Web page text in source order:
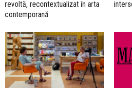
revoltă, recontextualizat în arta
contemporană